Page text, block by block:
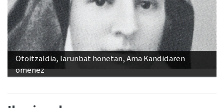
Otoitzaldia, larunbat honetan, Ama Kandidaren
omenez